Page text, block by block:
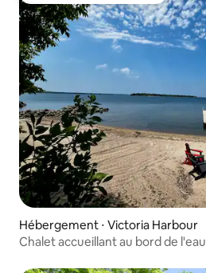
Hébergement ⋅ Victoria Harbour
Chalet accueillant au bord de l'eau